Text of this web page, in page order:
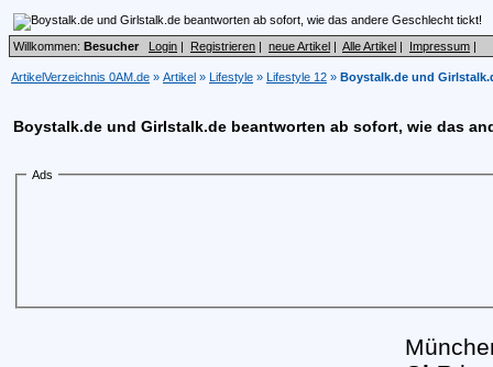
Willkommen: Besucher Login | Registrieren | neue Artikel | Alle Artikel | Impressum |
ArtikelVerzeichnis 0AM.de » Artikel » Lifestyle » Lifestyle 12 » Boystalk.de und
Boystalk.de und Girlstalk.de beantworten ab sofort, wie das
Ads